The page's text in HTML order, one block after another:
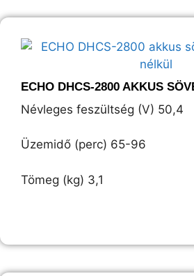
ECHO DHCS-2800 AKKUS
Névleges feszültség (V) 50,4
Üzemidő (perc) 65-96
Tömeg (kg) 3,1